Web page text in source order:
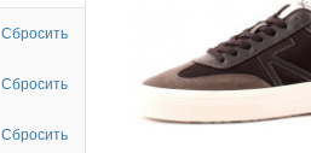
Сбросить
Сбросить
Сбросить